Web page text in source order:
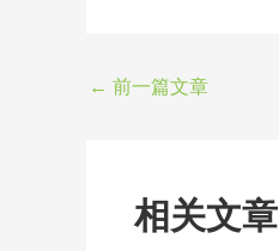
← 前一篇文章
相关文章